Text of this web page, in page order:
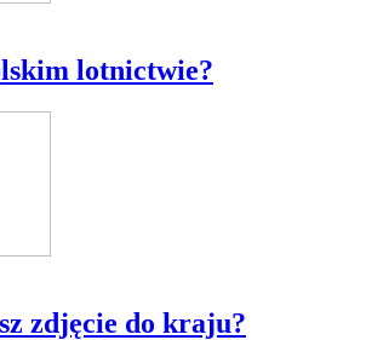
lotnictwie?
zdjęcie do kraju?